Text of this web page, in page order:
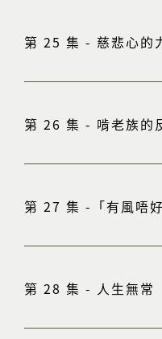
第 25 集 - 慈悲心的
第 26 集 - 啃老族的
第 27 集 -「有風唔
第 28 集 - 人生無常